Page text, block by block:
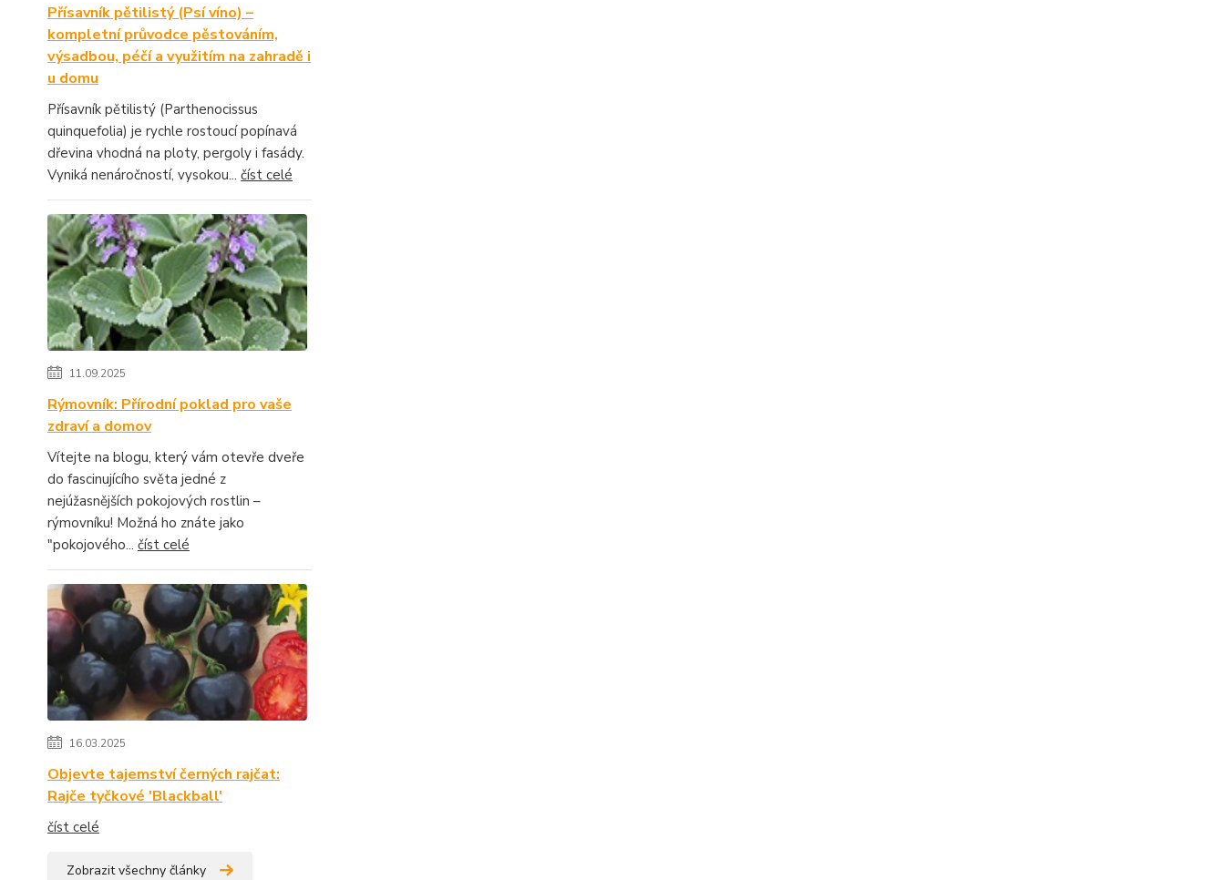
Přísavník pětilistý (Psí víno) –
kompletní průvodce pěstováním,
výsadbou, péčí a využitím na zahradě i
u domu
Přísavník pětilistý (Parthenocissus
quinquefolia) je rychle rostoucí popínavá
dřevina vhodná na ploty, pergoly i fasády.
Vyniká nenáročností, vysokou... číst celé
11.09.2025
Rýmovník: Přírodní poklad pro vaše
zdraví a domov
Vítejte na blogu, který vám otevře dveře
do fascinujícího světa jedné z
nejúžasnějších pokojových rostlin –
rýmovníku! Možná ho znáte jako
"pokojového... číst celé
16.03.2025
Objevte tajemství černých rajčat:
Rajče tyčkové 'Blackball'
číst celé
Zobrazit všechny články